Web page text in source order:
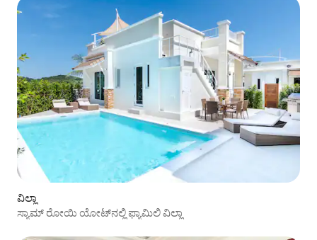
ವಿಲ್ಲಾ
ಸ್ಯಾಮ್ ರೋಯಿ ಯೋಟ್‌ನಲ್ಲಿ ಫ್ಯಾಮಿಲಿ ವಿಲ್ಲಾ